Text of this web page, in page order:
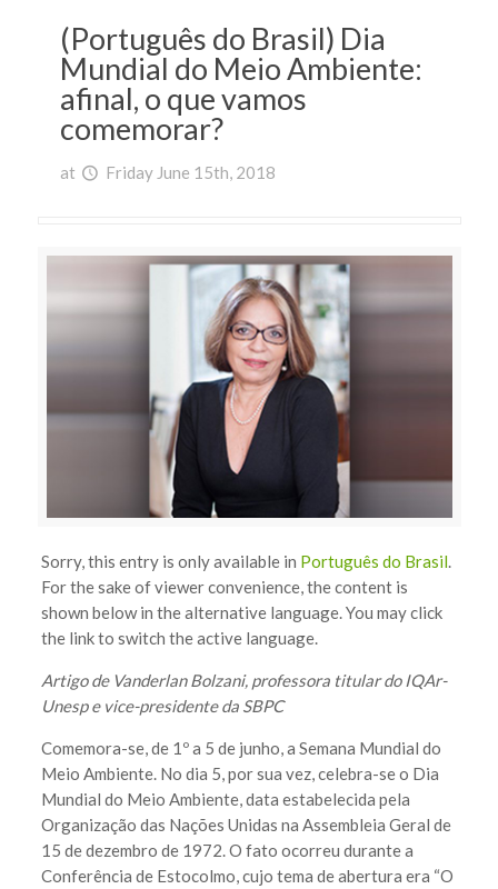
(Português do Brasil) Dia
Mundial do Meio Ambiente:
afinal, o que vamos
comemorar?
at Friday June 15th, 2018
Sorry, this entry is only available in Português do Brasil.
For the sake of viewer convenience, the content is
shown below in the alternative language. You may click
the link to switch the active language.
Artigo de Vanderlan Bolzani, professora titular do IQAr-
Unesp e vice-presidente da SBPC
Comemora-se, de 1º a 5 de junho, a Semana Mundial do
Meio Ambiente. No dia 5, por sua vez, celebra-se o Dia
Mundial do Meio Ambiente, data estabelecida pela
Organização das Nações Unidas na Assembleia Geral de
15 de dezembro de 1972. O fato ocorreu durante a
Conferência de Estocolmo, cujo tema de abertura era “O